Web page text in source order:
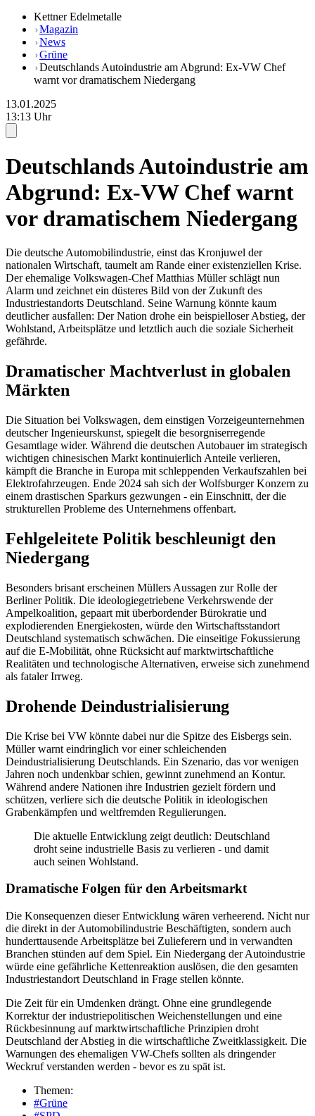
Kettner Edelmetalle
Magazin
News
Grüne
Deutschlands Autoindustrie am Abgrund: Ex-VW Chef
warnt vor dramatischem Niedergang
13.01.2025
13:13 Uhr
Deutschlands Autoindustrie am
Abgrund: Ex-VW Chef warnt
vor dramatischem Niedergang
Die deutsche Automobilindustrie, einst das Kronjuwel der
nationalen Wirtschaft, taumelt am Rande einer existenziellen Krise.
Der ehemalige Volkswagen-Chef Matthias Müller schlägt nun
Alarm und zeichnet ein düsteres Bild von der Zukunft des
Industriestandorts Deutschland. Seine Warnung könnte kaum
deutlicher ausfallen: Der Nation drohe ein beispielloser Abstieg, der
Wohlstand, Arbeitsplätze und letztlich auch die soziale Sicherheit
gefährde.
Dramatischer Machtverlust in globalen
Märkten
Die Situation bei Volkswagen, dem einstigen Vorzeigeunternehmen
deutscher Ingenieurskunst, spiegelt die besorgniserregende
Gesamtlage wider. Während die deutschen Autobauer im strategisch
wichtigen chinesischen Markt kontinuierlich Anteile verlieren,
kämpft die Branche in Europa mit schleppenden Verkaufszahlen bei
Elektrofahrzeugen. Ende 2024 sah sich der Wolfsburger Konzern zu
einem drastischen Sparkurs gezwungen - ein Einschnitt, der die
strukturellen Probleme des Unternehmens offenbart.
Fehlgeleitete Politik beschleunigt den
Niedergang
Besonders brisant erscheinen Müllers Aussagen zur Rolle der
Berliner Politik. Die ideologiegetriebene Verkehrswende der
Ampelkoalition, gepaart mit überbordender Bürokratie und
explodierenden Energiekosten, würde den Wirtschaftsstandort
Deutschland systematisch schwächen. Die einseitige Fokussierung
auf die E-Mobilität, ohne Rücksicht auf marktwirtschaftliche
Realitäten und technologische Alternativen, erweise sich zunehmend
als fataler Irrweg.
Drohende Deindustrialisierung
Die Krise bei VW könnte dabei nur die Spitze des Eisbergs sein.
Müller warnt eindringlich vor einer schleichenden
Deindustrialisierung Deutschlands. Ein Szenario, das vor wenigen
Jahren noch undenkbar schien, gewinnt zunehmend an Kontur.
Während andere Nationen ihre Industrien gezielt fördern und
schützen, verliere sich die deutsche Politik in ideologischen
Grabenkämpfen und weltfremden Regulierungen.
Die aktuelle Entwicklung zeigt deutlich: Deutschland
droht seine industrielle Basis zu verlieren - und damit
auch seinen Wohlstand.
Dramatische Folgen für den Arbeitsmarkt
Die Konsequenzen dieser Entwicklung wären verheerend. Nicht nur
die direkt in der Automobilindustrie Beschäftigten, sondern auch
hunderttausende Arbeitsplätze bei Zulieferern und in verwandten
Branchen stünden auf dem Spiel. Ein Niedergang der Autoindustrie
würde eine gefährliche Kettenreaktion auslösen, die den gesamten
Industriestandort Deutschland in Frage stellen könnte.
Die Zeit für ein Umdenken drängt. Ohne eine grundlegende
Korrektur der industriepolitischen Weichenstellungen und eine
Rückbesinnung auf marktwirtschaftliche Prinzipien droht
Deutschland der Abstieg in die wirtschaftliche Zweitklassigkeit. Die
Warnungen des ehemaligen VW-Chefs sollten als dringender
Weckruf verstanden werden - bevor es zu spät ist.
Themen:
#Grüne